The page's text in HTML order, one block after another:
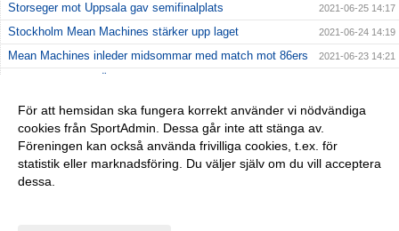
Storseger mot Uppsala gav semifinalplats 2021-06-25 14:17
Stockholm Mean Machines stärker upp laget 2021-06-24 14:19
Mean Machines inleder midsommar med match mot 86ers 2021-06-23 14:21
Första matchen av två på Behrn Arena 2021-06-17 14:25
Jämn premiärseger mot Crusaders 2021-06-13 14:27
En efterlängtad premiär 2021-06-09 14:32
För att hemsidan ska fungera korrekt använder vi nödvändiga
cookies från SportAdmin. Dessa går inte att stänga av.
Föreningen kan också använda frivilliga cookies, t.ex. för
statistik eller marknadsföring. Du väljer själv om du vill acceptera
dessa.